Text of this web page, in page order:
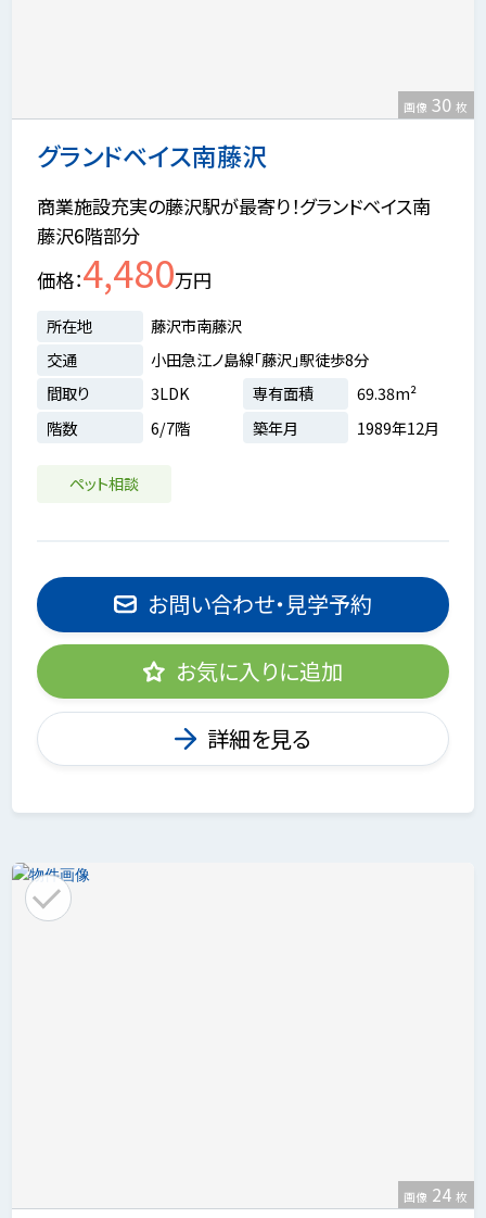
グランドベイス南藤沢
画像 30 枚
商業施設充実の藤沢駅が最寄り！グランドベイス南
藤沢6階部分
価格 4,480万円
所在地
藤沢市南藤沢
交通
小田急江ノ島線「藤沢」駅徒歩8分
間取り
3LDK 専有面積
69.38m²
階数
6/7階 築年月 1989年12月
ペット相談
お問い合わせ・見学予約
お気に入りに追加
詳細を見る
画像 24 枚